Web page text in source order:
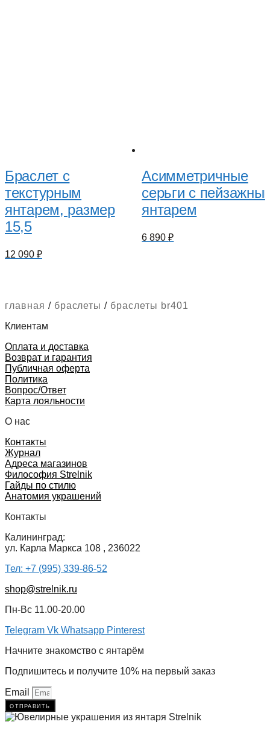
Браслет с
текстурным
янтарем, размер
15,5
12 090 ₽
Асимметричные
серьги с
янтарем
6 890₽
главная / браслеты / браслеты br401
Клиентам
Оплата и доставка
Возврат и гарантия
Публичная оферта
Политика
Вопрос/Ответ
Карта лояльности
О нас
Контакты
Журнал
Адреса магазинов
Философия Strelnik
Гайды по стилю
Анатомия украшений
Контакты
Калининград:
ул. Карла Маркса 108 , 236022
Тел: +7 (995) 339-86-52
shop@strelnik.ru
Пн-Вс 11.00-20.00
Telegram Vk Whatsapp Pinterest
Начните знакомство с янтарём
Подпишитесь и получите 10% на первый заказ
Email
отправить